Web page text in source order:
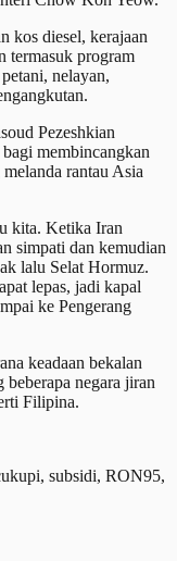
kos diesel, kerajaan
termasuk program
nelayan,
Pezeshkian
membincangkan
rantau Asia
kita. Ketika Iran
simpati dan kemudian
lalu Selat Hormuz.
lepas, jadi kapal
ke Pengerang
keadaan bekalan
negara jiran
Filipina.
subsidi, RON95,